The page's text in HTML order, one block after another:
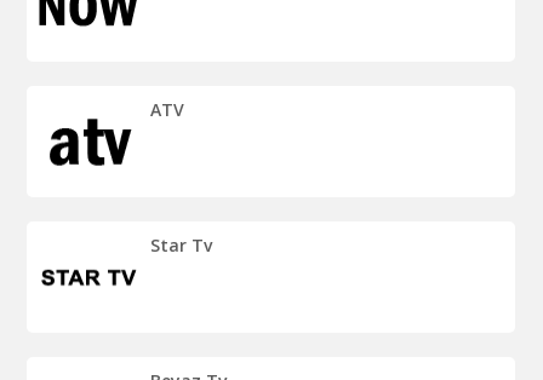
ATV
Star Tv